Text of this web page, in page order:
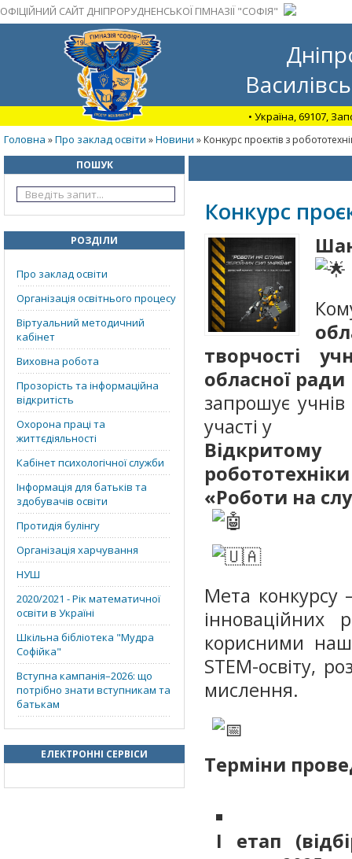
ОФІЦІЙНИЙ САЙТ ДНІПРОРУДНЕНСЬКОЇ ГІМНАЗІЇ "СОФІЯ"
• Україна, 69107,
Головна »Про заклад освіти »Новини » Конкурс проєктів з
ПОШУК
РОЗДІЛИ
Про заклад освіти
Організація освітнього процесу
Віртуальний методичний
кабінет
Виховна робота
Прозорість та інформаційна
відкритість
Охорона праці та
життєдіяльності
Кабінет психологічної служби
Інформація для батьків та
здобувачів освіти
Протидія булінгу
Організація харчування
НУШ
2020/2021 - Рік математичної
освіти в Україні
Шкільна бібліотека "Мудра
Софійка"
Вступна кампанія–2026: що
потрібно знати вступникам та
батькам
ЕЛЕКТРОННІ СЕРВІСИ
Конкурс
творчості
обласної ради
запрошує
участі у
робототехніки
«Роботи на
Мета конкурсу
корисними
STEM-освіту,
мислення.
Терміни
I етап